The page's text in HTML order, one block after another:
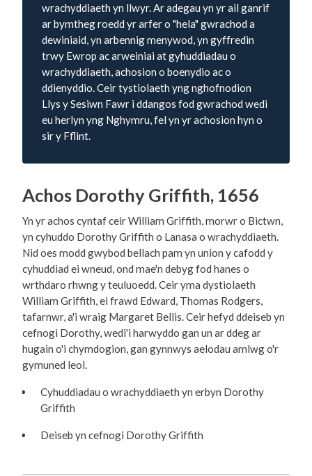
wrachyddiaeth yn llwyr. Ar adegau yn yr ail ganrif
ar bymtheg roedd yr arfer o "hela" gwrachod a
dewiniaid, yn arbennig menywod, yn gyffredin
trwy Ewrop ac arweiniai at gyhuddiadau o
wrachyddiaeth, achosion o boenydio ac o
ddienyddio. Ceir tystiolaeth yng nghofnodion
Llys y Sesiwn Fawr i ddangos fod gwrachod wedi
eu herlyn yng Nghymru, fel yn yr achosion hyn o
sir y Fflint.
Achos Dorothy Griffith, 1656
Yn yr achos cyntaf ceir William Griffith, morwr o Bictwn,
yn cyhuddo Dorothy Griffith o Lanasa o wrachyddiaeth.
Nid oes modd gwybod bellach pam yn union y cafodd y
cyhuddiad ei wneud, ond mae'n debyg fod hanes o
wrthdaro rhwng y teuluoedd. Ceir yma dystiolaeth
William Griffith, ei frawd Edward, Thomas Rodgers,
tafarnwr, a'i wraig Margaret Bellis. Ceir hefyd ddeiseb yn
cefnogi Dorothy, wedi'i harwyddo gan un ar ddeg ar
hugain o'i chymdogion, gan gynnwys aelodau amlwg o'r
gymuned leol.
Cyhuddiadau o wrachyddiaeth yn erbyn Dorothy
Griffith
Deiseb yn cefnogi Dorothy Griffith